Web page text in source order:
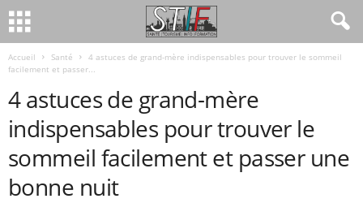
Accueil Santé
4 astuces de grand-mère indispensables pour trouver le sommeil
facilement et passer...
4 astuces de grand-mère
indispensables pour trouver le
sommeil facilement et passer une
bonne nuit